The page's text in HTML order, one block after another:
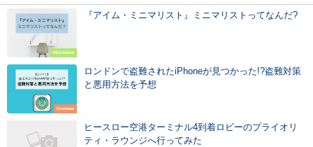
Minimalist
『アイム・ミニマリスト』ミニマリストってなんだ?
Overseas
ロンドンで盗難されたiPhoneが見つかった!?盗難対策
と悪用方法を予想
ヒースロー空港ターミナル4到着ロビーのプライオリ
ティ・ラウンジへ行ってみた